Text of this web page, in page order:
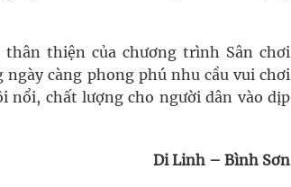
thiện của chương trình Sân chơi
càng phong phú nhu cầu vui chơi
nổi, chất lượng cho người dân vào dịp
Di Linh – Bình Sơn